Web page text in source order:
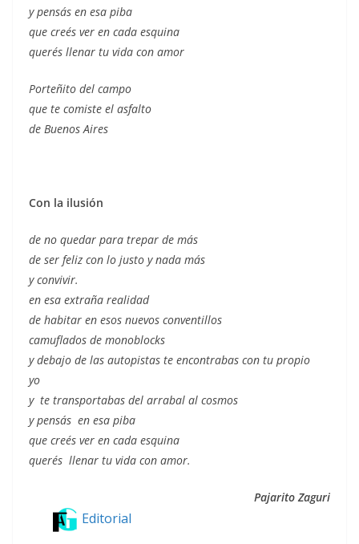
y pensás en esa piba
que creés ver en cada esquina
querés llenar tu vida con amor
Porteñito del campo
que te comiste el asfalto
de Buenos Aires
Con la ilusión
de no quedar para trepar de más
de ser feliz con lo justo y nada más
y convivir.
en esa extraña realidad
de habitar en esos nuevos conventillos
camuflados de monoblocks
y debajo de las autopistas te encontrabas con tu propio
yo
y te transportabas del arrabal al cosmos
y pensás en esa piba
que creés ver en cada esquina
querés llenar tu vida con amor.
Pajarito Zaguri
Editorial